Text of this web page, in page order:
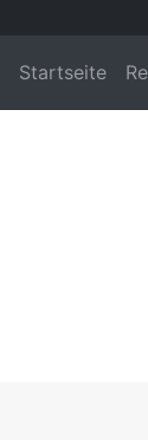
Startseite